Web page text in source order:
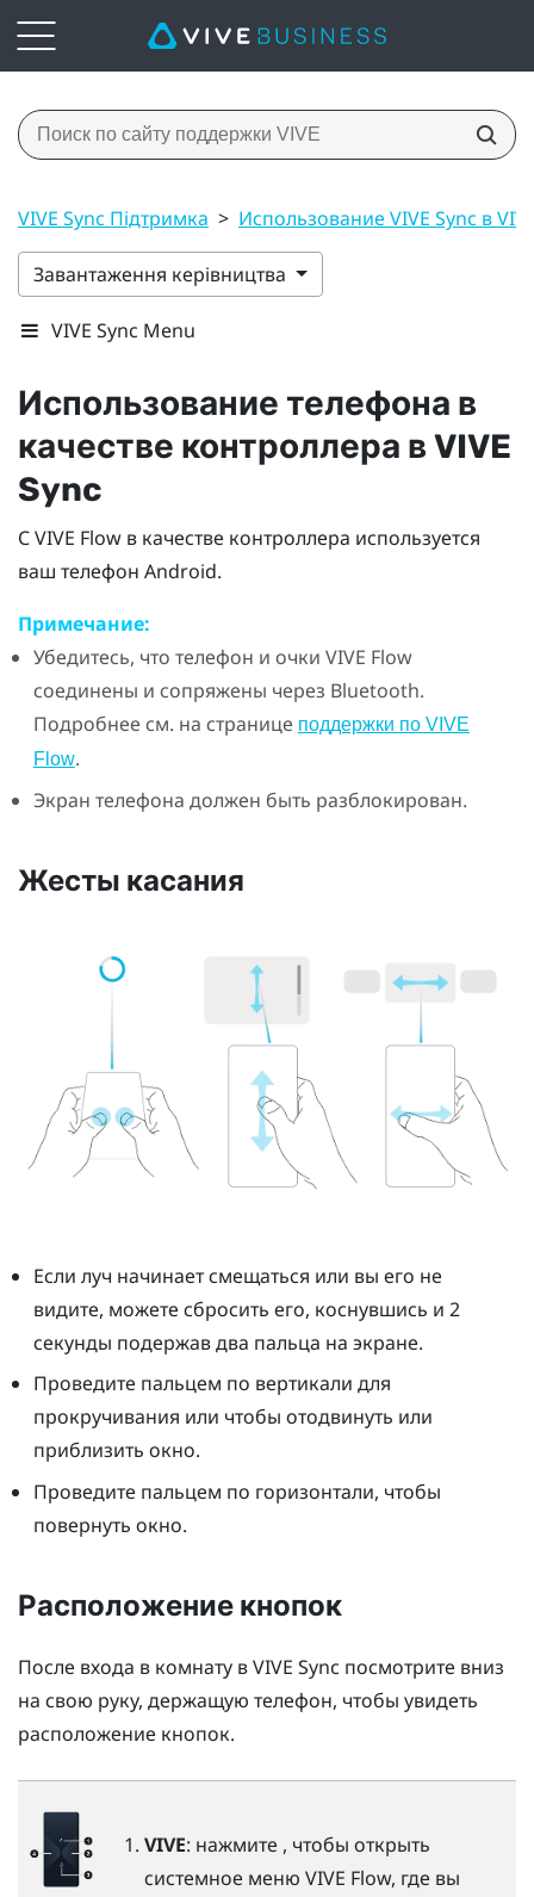
VIVE Sync Підтримка > Использование VIVE Sync в
Завантаження керівництва
VIVE Sync Menu
Использование телефона в
качестве контроллера в VIVE
Sync
СVIVE Flow в качестве контроллера используется
ваш телефон Android.
Примечание:
Убедитесь, что телефон и очки VIVE Flow
соединены и сопряжены через Bluetooth.
Подробнее см. на странице поддержки по VIVE
Flow.
Экран телефона должен быть разблокирован.
Жесты касания
Если луч начинает смещаться или вы его не
видите, можете сбросить его, коснувшись и 2
секунды подержав два пальца на экране.
Проведите пальцем по вертикали для
прокручивания или чтобы отодвинуть или
приблизить окно.
Проведите пальцем по горизонтали, чтобы
повернуть окно.
Расположение кнопок
После входа в комнату вVIVE Sync посмотрите вниз
на свою руку, держащую телефон, чтобы увидеть
расположение кнопок.
VIVE: нажмите , чтобы открыть
системное меню VIVE Flow, где вы